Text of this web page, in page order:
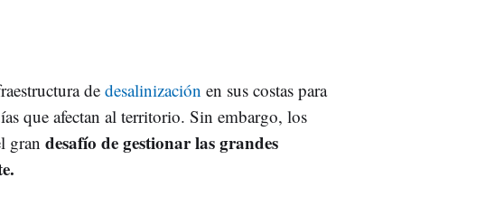
dedesalinización en sus costas para
que afectan al territorio. Sin embargo, los
gran desafío de gestionar las grandes